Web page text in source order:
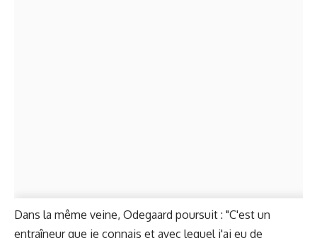
Dans la même veine, Odegaard poursuit : "C'est un
entraîneur que je connais et avec lequel j'ai eu de